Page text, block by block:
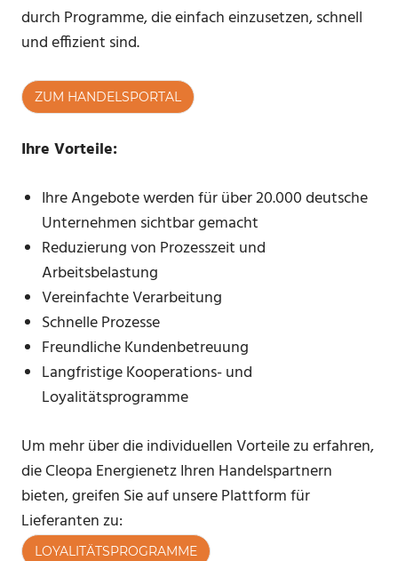
durch Programme, die einfach einzusetzen, schnell
und effizient sind.
ZUM HANDELSPORTAL
Ihre Vorteile:
Ihre Angebote werden für über 20.000 deutsche
Unternehmen sichtbar gemacht
Reduzierung von Prozesszeit und
Arbeitsbelastung
Vereinfachte Verarbeitung
Schnelle Prozesse
Freundliche Kundenbetreuung
Langfristige Kooperations- und
Loyalitätsprogramme
Um mehr über die individuellen Vorteile zu erfahren,
die Cleopa Energienetz Ihren Handelspartnern
bieten, greifen Sie auf unsere Plattform für
Lieferanten zu:
LOYALITÄTSPROGRAMME